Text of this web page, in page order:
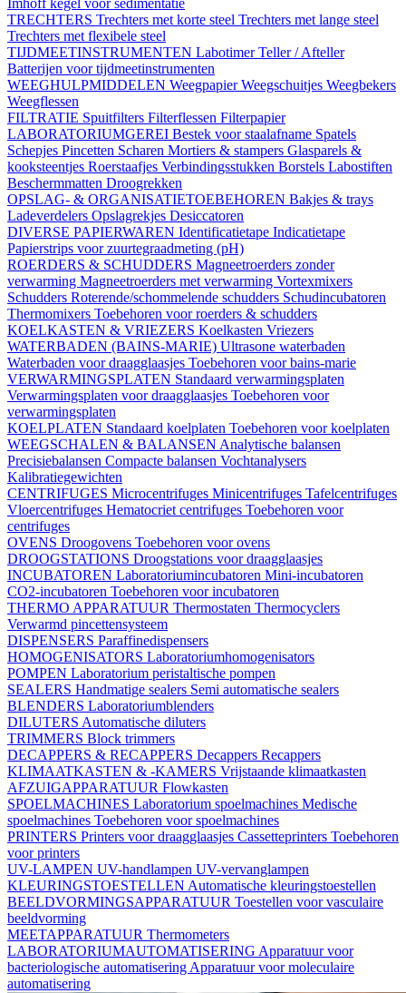
Imhoff kegel voor sedimentatie
TRECHTERS Trechters met korte steel Trechters met lange steel
Trechters met flexibele steel
TIJDMEETINSTRUMENTEN LabotimerTeller / Afteller
Batterijen voor tijdmeetinstrumenten
WEEGHULPMIDDELEN WeegpapierWeegschuitjes Weegbekers
Weegflessen
FILTRATIE Spuitfilters Filterflessen Filterpapier
LABORATORIUMGEREI Bestek voor staalafname Spatels
Schepjes Pincetten Scharen Mortiers & stampers Glasparels &
kooksteentjes Roerstaafjes Verbindingsstukken Borstels Labostiften
Beschermmatten Droogrekken
OPSLAG- & ORGANISATIETOEBEHOREN Bakjes & trays
Ladeverdelers Opslagrekjes Desiccatoren
DIVERSE PAPIERWAREN Identificatietape Indicatietape
Papierstrips voor zuurtegraadmeting (pH)
ROERDERS & SCHUDDERS Magneetroerders zonder
verwarming Magneetroerders met verwarming Vortexmixers
Schudders Roterende/schommelende schudders Schudincubatoren
Thermomixers Toebehoren voor roerders & schudders
KOELKASTEN & VRIEZERS Koelkasten Vriezers
WATERBADEN (BAINS-MARIE) Ultrasone waterbaden
Waterbaden voor draagglaasjes Toebehoren voor bains-marie
VERWARMINGSPLATEN Standaard verwarmingsplaten
Verwarmingsplaten voor draagglaasjes Toebehoren voor
verwarmingsplaten
KOELPLATEN Standaard koelplaten Toebehoren voor koelplaten
WEEGSCHALEN & BALANSEN Analytische balansen
Precisiebalansen Compacte balansen Vochtanalysers
Kalibratiegewichten
CENTRIFUGES Microcentrifuges Minicentrifuges Tafelcentrifuges
Vloercentrifuges Hematocriet centrifuges Toebehoren voor
centrifuges
OVENS Droogovens Toebehoren voor ovens
DROOGSTATIONS Droogstations voor draagglaasjes
INCUBATOREN Laboratoriumincubatoren Mini-incubatoren
CO2-incubatoren Toebehoren voor incubatoren
THERMO APPARATUUR Thermostaten Thermocyclers
Verwarmd pincettensysteem
DISPENSERS Paraffinedispensers
HOMOGENISATORS Laboratoriumhomogenisators
POMPEN Laboratorium peristaltische pompen
SEALERS Handmatige sealers Semi automatische sealers
BLENDERS Laboratoriumblenders
DILUTERS Automatische diluters
TRIMMERS Block trimmers
DECAPPERS & RECAPPERS Decappers Recappers
KLIMAATKASTEN & -KAMERS Vrijstaande klimaatkasten
AFZUIGAPPARATUUR Flowkasten
SPOELMACHINES Laboratorium spoelmachines Medische
spoelmachines Toebehoren voor spoelmachines
PRINTERS Printers voor draagglaasjes Cassetteprinters Toebehoren
voor printers
UV-LAMPEN UV-handlampen UV-vervanglampen
KLEURINGSTOESTELLEN Automatische kleuringstoestellen
BEELDVORMINGSAPPARATUUR Toestellen voor vasculaire
beeldvorming
MEETAPPARATUUR Thermometers
LABORATORIUMAUTOMATISERING Apparatuur voor
bacteriologische automatisering Apparatuur voor moleculaire
automatisering